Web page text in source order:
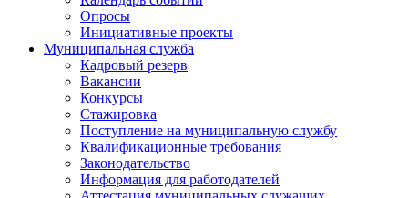
Опросы
Инициативные проекты
Муниципальная служба
Кадровый резерв
Вакансии
Конкурсы
Стажировка
Поступление на муниципальную службу
Квалификационные требования
Законодательство
Информация для работодателей